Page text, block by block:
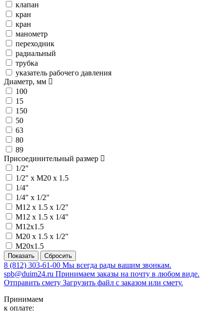
клапан
кран
кран
манометр
переходник
радиальный
трубка
указатель рабочего давления
Диаметр, мм
100
15
150
50
63
80
89
Присоединительный размер
1/2"
1/2" х M20 x 1.5
1/4"
1/4" х 1/2"
M12 x 1.5 х 1/2"
M12 x 1.5 х 1/4"
M12х1.5
M20 x 1.5 х 1/2"
M20х1.5
8 (812) 303-61-00 Мы всегда рады вашим звонкам.
spb@duim24.ru Принимаем заказы на почту в любом виде.
Отправить смету Загрузить файл с заказом или смету.
Принимаем
к оплате: